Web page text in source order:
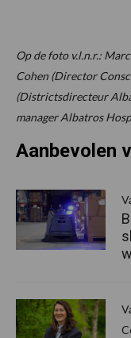
Op de foto v.l.n.r.:
Cohen (Director
(Districtsdirecteur
manager Albatros
Aanbevolen